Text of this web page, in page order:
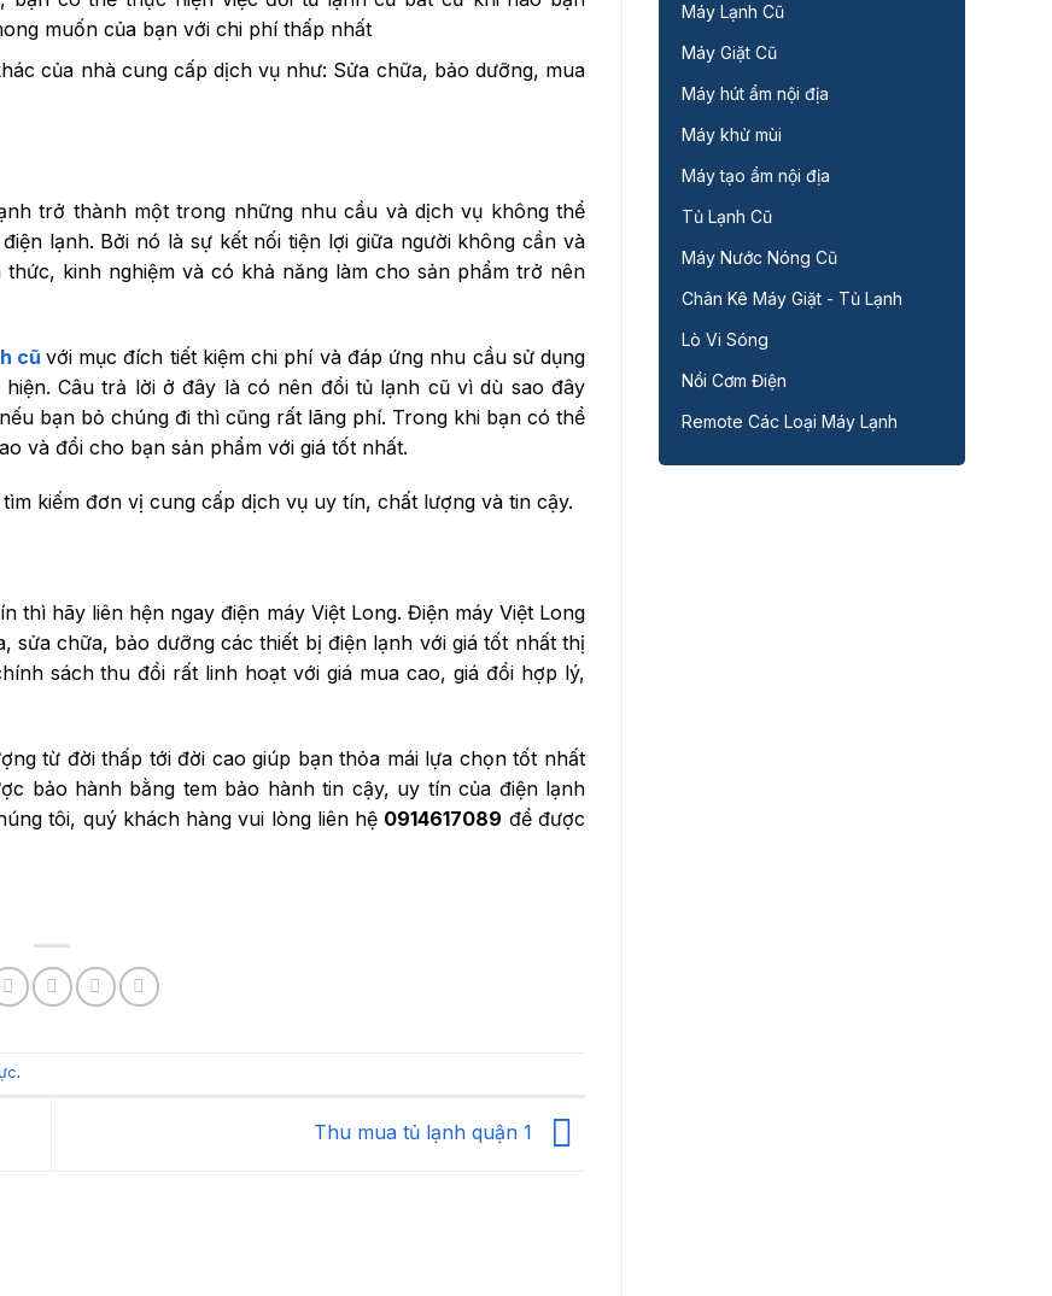
muốn của bạn với chi phí thấp nhất
của nhà cung cấp dịch vụ như: Sửa chữa, bảo dưỡng, mua
trở thành một trong những nhu cầu và dịch vụ không thể
lạnh. Bởi nó là sự kết nối tiện lợi giữa người không cần và
kinh nghiệm và có khả năng làm cho sản phẩm trở nên
cũvới mục đích tiết kiệm chi phí và đáp ứng nhu cầu sử dụng
Câu trả lời ở đây là có nên đổi tủ lạnh cũ vì dù sao đây
bạn bỏ chúng đi thì cũng rất lãng phí. Trong khi bạn có thể
và đổi cho bạn sản phẩm với giá tốt nhất.
kiếm đơn vị cung cấp dịch vụ uy tín, chất lượng và tin cậy.
thì hãy liên hện ngay điện máy Việt Long. Điện máy Việt Long
chữa, bảo dưỡng các thiết bị điện lạnh với giá tốt nhất thị
sách thu đổi rất linh hoạt với giá mua cao, giá đổi hợp lý,
từ đời thấp tới đời cao giúp bạn thỏa mái lựa chọn tốt nhất
bảo hành bằng tem bảo hành tin cậy, uy tín của điện lạnh
tôi, quý khách hàng vui lòng liên hệ 0914617089 để được
.
Thu mua tủ lạnh quận 1
Máy Lạnh Cũ
Máy Giặt Cũ
Máy hút ẩm nội địa
Máy khử mùi
Máy tạo ẩm nội địa
Tủ Lạnh Cũ
Máy Nước Nóng Cũ
Chân Kê Máy Giặt - Tủ Lạnh
Lò Vi Sóng
Nồi Cơm Điện
Remote Các Loại Máy Lạnh